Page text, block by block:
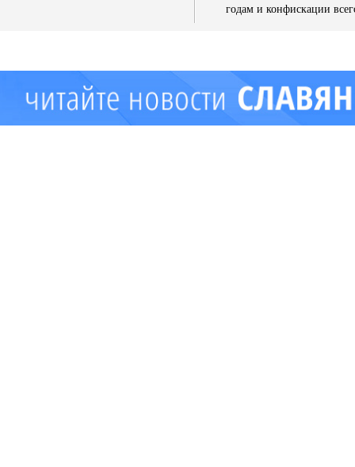
годам и конфискации